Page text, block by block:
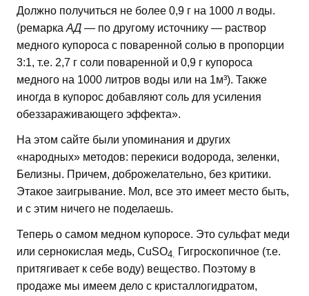
Должно получиться не более 0,9 г на 1000 л воды.
(ремарка АД — по другому источнику — раствор
медного купороса с поваренной солью в пропорции
3:1, т.е. 2,7 г соли поваренной и 0,9 г купороса
медного на 1000 литров воды или на 1м³). Также
иногда в купорос добавляют соль для усиления
обеззараживающего эффекта».
На этом сайте были упоминания и других
«народных» методов: перекиси водорода, зеленки,
Белизны. Причем, доброжелательно, без критики.
Этакое заигрывание. Мол, все это имеет место быть,
и с этим ничего не поделаешь.
Теперь о самом медном купоросе. Это сульфат меди
или сернокислая медь, CuSO4.
Гигроскопичное (т.е.
притягивает к себе воду) вещество. Поэтому в
продаже мы имеем дело с кристаллогидратом,